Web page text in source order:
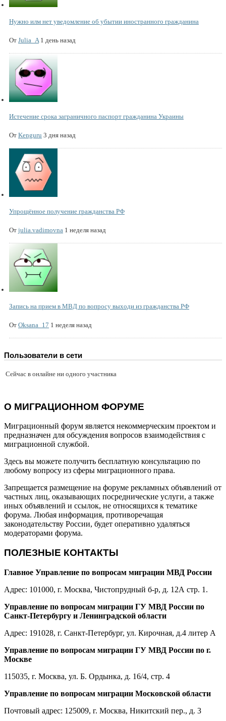
Нужно илм нет уведомление об убытии иностранного гражданина
От Julia_A 1 день назад
Истечение срока заграничного паспорт гражданина Украины
От Kenguru 3 дня назад
Упрощённое получение гражданства РФ
От julia.vadimovna 1 неделя назад
Запись на прием в МВД по вопросу выходи из гражданства РФ
От Oksana_17 1 неделя назад
Пользователи в сети
Сейчас в онлайне ни одного участника
О МИГРАЦИОННОМ ФОРУМЕ
Миграционный форум является некоммерческим проектом и
предназначен для обсуждения вопросов взаимодействия с
миграционной службой.
Здесь вы можете получить бесплатную консультацию по
любому вопросу из сферы миграционного права.
Запрещается размещение на форуме рекламных объявлений от
частных лиц, оказывающих посреднические услуги, а также
иных объявлений и ссылок, не относящихся к тематике
форума. Любая информация, противоречащая
законодательству России, будет оперативно удаляться
модераторами форума.
ПОЛЕЗНЫЕ КОНТАКТЫ
Главное Управление по вопросам миграции МВД России
Адрес: 101000, г. Москва, Чистопрудный б-р, д. 12А стр. 1.
Управление по вопросам миграции ГУ МВД России по
Санкт-Петербургу и Ленинградской области
Адрес: 191028, г. Санкт-Петербург, ул. Кирочная, д.4 литер А
Управление по вопросам миграции ГУ МВД России по г.
Москве
115035, г. Москва, ул. Б. Ордынка, д. 16/4, стр. 4
Управление по вопросам миграции Московской области
Почтовый адрес: 125009, г. Москва, Никитский пер., д. 3